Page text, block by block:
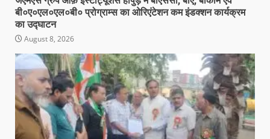
बी०ए०एल०एल०बी० प्रोग्राम्स का ओरिएंटेशन कम इंडक्शन कार्यक्रम
का उद्घाटन
August 8, 2026